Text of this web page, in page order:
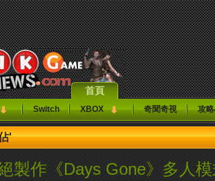
首頁
Switch XBOX 奇聞奇視 攻
'
製作《Days Gone》多人